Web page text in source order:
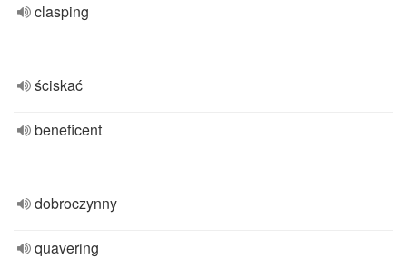
clasping
ściskać
beneficent
dobroczynny
quavering